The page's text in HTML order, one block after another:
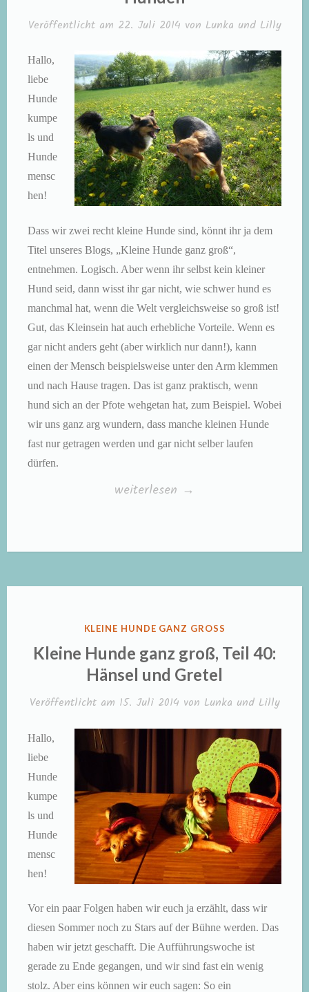
Veröffentlicht am 22. Juli 2014 von Lunka und Lilly
Hallo,
liebe
Hunde
kumpe
ls und
Hunde
mensc
hen!
Dass wir zwei recht kleine Hunde sind, könnt ihr ja dem
Titel unseres Blogs, „Kleine Hunde ganz groß“,
entnehmen. Logisch. Aber wenn ihr selbst kein kleiner
Hund seid, dann wisst ihr gar nicht, wie schwer hund es
manchmal hat, wenn die Welt vergleichsweise so groß ist!
Gut, das Kleinsein hat auch erhebliche Vorteile. Wenn es
gar nicht anders geht (aber wirklich nur dann!), kann
einen der Mensch beispielsweise unter den Arm klemmen
und nach Hause tragen. Das ist ganz praktisch, wenn
hund sich an der Pfote wehgetan hat, zum Beispiel. Wobei
wir uns ganz arg wundern, dass manche kleinen Hunde
fast nur getragen werden und gar nicht selber laufen
dürfen.
„Kleine
groß,
Von
kleinen
kleineren
Hunden“
weiterlesen →
VERÖFFENTLICHT
KLEINE HUNDE GANZ GROSS
Kleine Hunde ganz groß, Teil 40:
Hänsel und Gretel
Veröffentlicht am 15. Juli 2014 von Lunka und Lilly
Hallo,
liebe
Hunde
kumpe
ls und
Hunde
mensc
hen!
Vor ein paar Folgen haben wir euch ja erzählt, dass wir
diesen Sommer noch zu Stars auf der Bühne werden. Das
haben wir jetzt geschafft. Die Aufführungswoche ist
gerade zu Ende gegangen, und wir sind fast ein wenig
stolz. Aber eins können wir euch sagen: So ein